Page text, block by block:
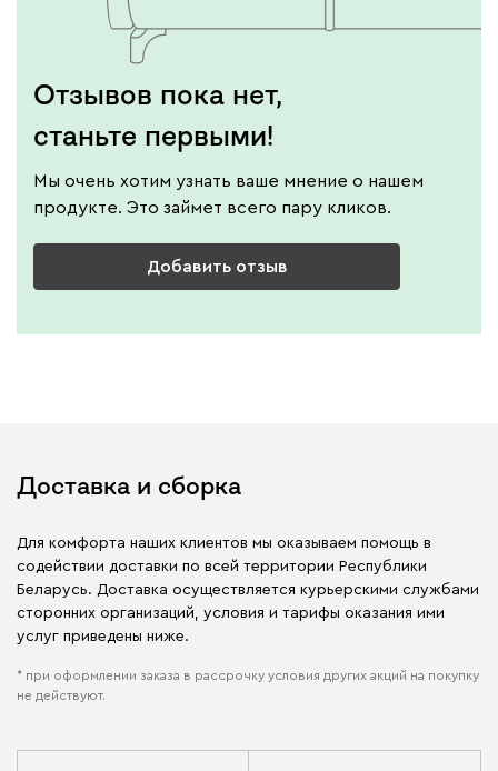
Отзывов пока нет,
станьте первыми!
Мы очень хотим узнать ваше мнение о нашем
продукте. Это займет всего пару кликов.
Добавить отзыв
Доставка и сборка
Для комфорта наших клиентов мы оказываем помощь в
содействии доставки по всей территории Республики
Беларусь. Доставка осуществляется курьерскими службами
сторонних организаций, условия и тарифы оказания ими
услуг приведены ниже.
* при оформлении заказа в рассрочку условия других акций на покупку
не действуют.